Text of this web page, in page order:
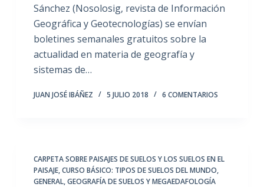
Sánchez (Nosolosig, revista de Información
Geográfica y Geotecnologías) se envían
boletines semanales gratuitos sobre la
actualidad en materia de geografía y
sistemas de…
JUAN JOSÉ IBÁÑEZ 5 JULIO 2018 6 COMENTARIOS
CARPETA SOBRE PAISAJES DE SUELOS Y LOS SUELOS EN EL
PAISAJE,CURSO BÁSICO: TIPOS DE SUELOS DEL MUNDO,
GENERAL,GEOGRAFÍA DE SUELOS Y MEGAEDAFOLOGÍA